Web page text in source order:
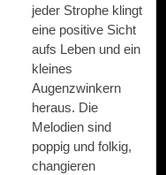
jeder Strophe klingt
eine positive Sicht
aufs Leben und ein
kleines
Augenzwinkern
heraus. Die
Melodien sind
poppig und folkig,
changieren